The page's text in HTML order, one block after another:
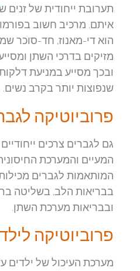
תערובת ייחודית של זנים
איתם. מרכיב חשוב
הוא די-מאנוז, חד-סוכר
מזיקים בדרכי השתן
ובכך מסייע במניעת דלקות
שנפוצות יותר בקרב נשים.
פרוביוטיקה
גם לגברים צרכים ייחודיים
המעיים והמערכת החיסונית.
המותאמות לגברים מכילות
בבריאות הלב, בשליטה
ובבריאות מערכת השתן.
פרוביוטיקה
מערכת העיכול של ילדים